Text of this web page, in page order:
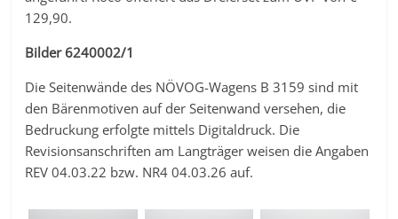
129,90.
Bilder 6240002/1
Die Seitenwände des NÖVOG-Wagens B 3159 sind mit
den Bärenmotiven auf der Seitenwand versehen, die
Bedruckung erfolgte mittels Digitaldruck. Die
Revisionsanschriften am Langträger weisen die Angaben
REV 04.03.22 bzw. NR4 04.03.26 auf.